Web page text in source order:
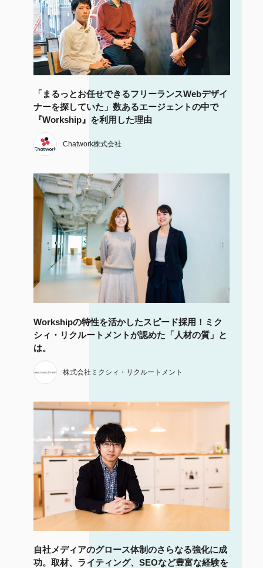
「まるっとお任せできるフリーランスWebデザイ
ナーを探していた」数あるエージェントの中で
『Workship』を利用した理由
Chatwork株式会社
Workshipの特性を活かしたスピード採用！ミク
シィ・リクルートメントが認めた「人材の質」と
は。
株式会社ミクシィ・リクルートメント
自社メディアのグロース体制のさらなる強化に成
功。取材、ライティング、SEOなど豊富な経験を